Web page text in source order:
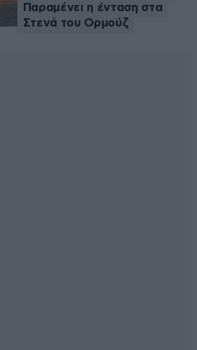
Παραμένει η ένταση στα
Στενά του Ορμούζ